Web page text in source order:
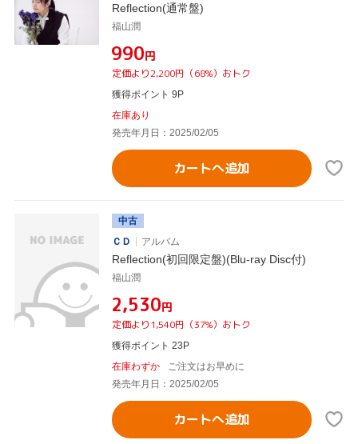
Reflection(通常盤)
福山潤
¥990円
定価より2,200円（68%）おトク
獲得ポイント 9P
在庫あり
発売年月日：2025/02/05
カートへ追加
中古
ＣＤ
アルバム
Reflection(初回限定盤)(Blu-ray Disc付)
福山潤
¥2,530円
定価より1,540円（37%）おトク
獲得ポイント 23P
在庫わずか
ご注文はお早めに
発売年月日：2025/02/05
カートへ追加